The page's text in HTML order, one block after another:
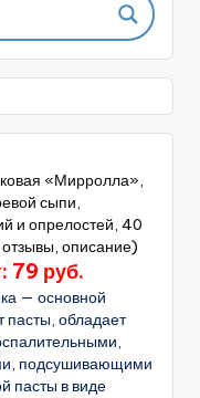
«Мирролла»,
сыпи,
и опрелостей, 40
описание)
79 руб.
— основной
пасты, обладает
подсушивающими
пасты в виде